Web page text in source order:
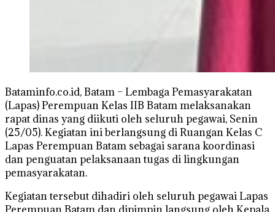
Bataminfo.co.id, Batam – Lembaga Pemasyarakatan
(Lapas) Perempuan Kelas IIB Batam melaksanakan
rapat dinas yang diikuti oleh seluruh pegawai, Senin
(25/05). Kegiatan ini berlangsung di Ruangan Kelas C
Lapas Perempuan Batam sebagai sarana koordinasi
dan penguatan pelaksanaan tugas di lingkungan
pemasyarakatan.
Kegiatan tersebut dihadiri oleh seluruh pegawai Lapas
Perempuan Batam dan dipimpin langsung oleh Kepala